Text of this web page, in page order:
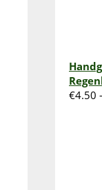
€4.50 -